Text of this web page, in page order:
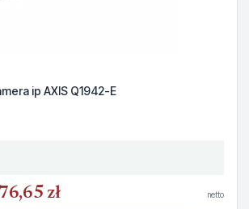
ip AXIS Q1942-E
zł netto